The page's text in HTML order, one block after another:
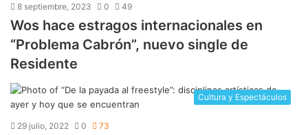
8 septiembre, 2023 0 49
Wos hace estragos internacionales en
“Problema Cabrón”, nuevo single de
Residente
Cultura y Espectáculos
29 julio, 2022 0 73